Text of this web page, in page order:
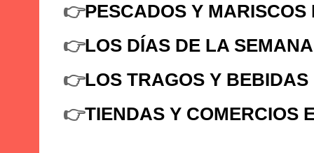
👉PESCADOS Y MARISCOS
👉LOS DÍAS DE LA
👉LOS TRAGOS Y BEBIDAS
👉TIENDAS Y COMERCIOS